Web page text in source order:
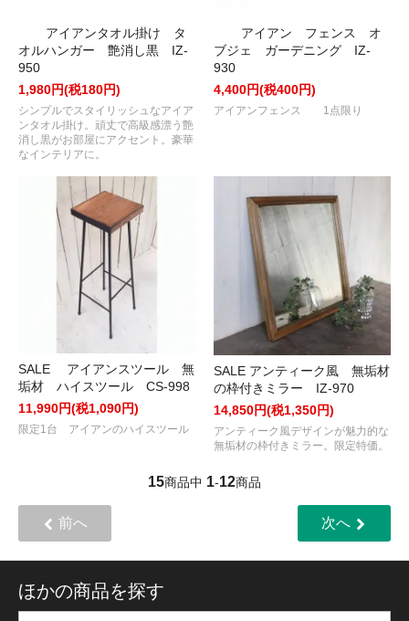
アイアンタオル掛け タ
オルハンガー 艶消し黒 IZ-
950
1,980円(税180円)
シンプルでスタイリッシュなアイア
ンタオル掛け。頑丈で高級感漂う艶
消し黒がお部屋にアクセント。豪華
なインテリアに。
アイアン フェンス オ
ブジェ ガーデニング IZ-
930
4,400円(税400円)
アイアンフェンス 1点限り
SALE アイアンスツール 無
垢材 ハイスツール CS-998
11,990円(税1,090円)
限定1台 アイアンのハイスツール
SALE アンティーク風 無垢材
の枠付きミラー IZ-970
14,850円(税1,350円)
アンティーク風デザインが魅力的な
無垢材の枠付きミラー。限定特価。
15商品中 1-12商品
前へ 次へ
ほかの商品を探す